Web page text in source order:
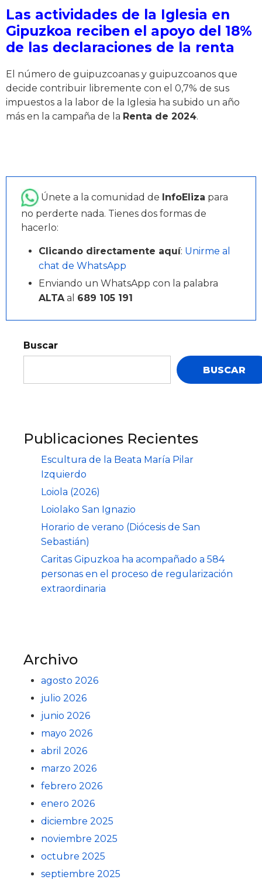
Las actividades de la Iglesia en
Gipuzkoa reciben el apoyo del 18%
de las declaraciones de la renta
El número de guipuzcoanas y guipuzcoanos que
decide contribuir libremente con el 0,7% de sus
impuestos a la labor de la Iglesia ha subido un año
más en la campaña de la Renta de 2024.
Únete a la comunidad de InfoEliza para
no perderte nada. Tienes dos formas de
hacerlo:
Clicando directamente aquí: Unirme al
chat de WhatsApp
Enviando un WhatsApp con la palabra
ALTAal 689 105 191
Buscar
BUSCAR
Publicaciones Recientes
Escultura de la Beata María Pilar
Izquierdo
Loiola (2026)
Loiolako San Ignazio
Horario de verano (Diócesis de San
Sebastián)
Caritas Gipuzkoa ha acompañado a 584
personas en el proceso de regularización
extraordinaria
Archivo
agosto 2026
julio 2026
junio 2026
mayo 2026
abril 2026
marzo 2026
febrero 2026
enero 2026
diciembre 2025
noviembre 2025
octubre 2025
septiembre 2025